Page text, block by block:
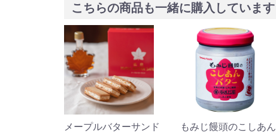
こちらの商品も一緒に購入しています
メープルバターサンド
もみじ饅頭のこしあん